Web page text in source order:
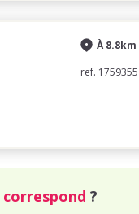
À 8.8km
ref. 1759355
correspond ?